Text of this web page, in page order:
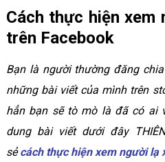
Cách thực hiện xem
trên Facebook
Bạn là người thường đăng
những bài viết của mình trên
hẳn bạn sẽ tò mò là đã có ai
dung bài viết dưới đây
sẻcách thực hiện xem người lạ